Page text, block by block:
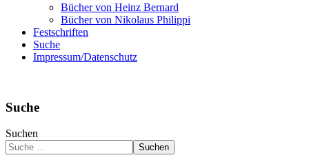
Bücher von Heinz Bernard
Bücher von Nikolaus Philippi
Festschriften
Suche
Impressum/Datenschutz
Suche
Suchen
Suchen